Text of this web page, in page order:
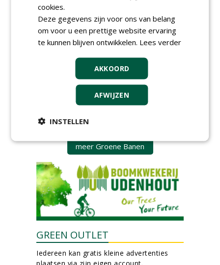
Chauffeur
landbouwmachines bij DSV
zaden Nederland B.V.
06-08-2026, Ven-Zelderheide
Kasmedewerker (fulltime) bij
DSV zaden Nederland B.V.
06-08-2026, Ven-Zelderheide
Allround
magazijnmedewerker
Nederland B.V.
meer Groene Banen
GREEN OUTLET
Iedereen kan gratis kleine advertenties
cookies.
Deze gegevens zijn voor ons van belang
om voor u een prettige website ervaring
te kunnen blijven ontwikkelen. Lees verder
AKKOORD
AFWIJZEN
INSTELLEN